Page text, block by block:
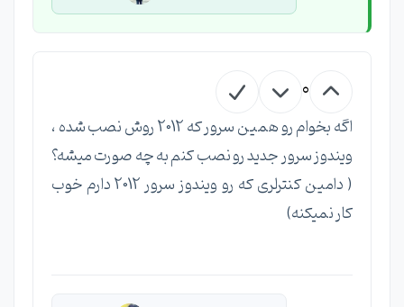
0
اگه بخوام رو همین سرور که 2012 روش نصب شده ،
ویندوز سرور جدید رو نصب کنم به چه صورت میشه؟
( دامین کنترلری که رو ویندوز سرور 2012 دارم خوب
کار نمیکنه)